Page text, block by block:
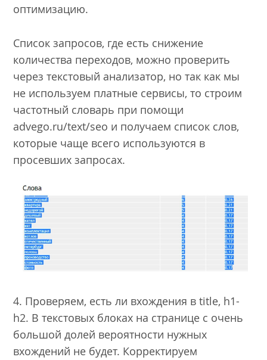
оптимизацию.
Список запросов, где есть снижение
количества переходов, можно проверить
через текстовый анализатор, но так как мы
не используем платные сервисы, то строим
частотный словарь при помощи
advego.ru/text/seo и получаем список слов,
которые чаще всего используются в
просевших запросах.
4. Проверяем, есть ли вхождения в title, h1-
h2. В текстовых блоках на странице с очень
большой долей вероятности нужных
вхождений не будет. Корректируем